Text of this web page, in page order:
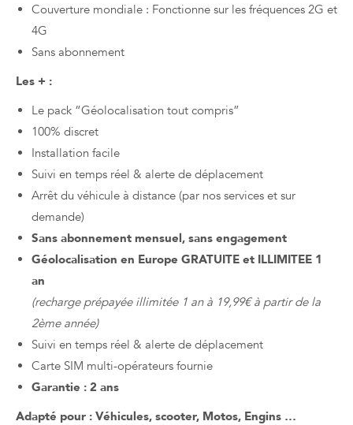
Couverture mondiale : Fonctionne sur les fréquences 2G et
4G
Sans abonnement
Les + :
Le pack “Géolocalisation tout compris”
100% discret
Installation facile
Suivi en temps réel & alerte de déplacement
Arrêt du véhicule à distance (par nos services et sur
demande)
Sans abonnement mensuel, sans engagement
Géolocalisation en Europe GRATUITE et ILLIMITEE 1
an
(recharge prépayée illimitée 1 an à 19,99€ à partir de la
2ème année)
Suivi en temps réel & alerte de déplacement
Carte SIM multi-opérateurs fournie
Garantie : 2 ans
Adapté pour : Véhicules, scooter, Motos, Engins …